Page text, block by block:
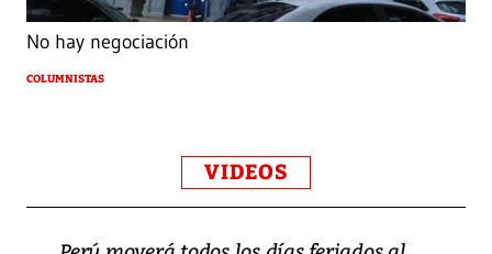
No hay negociación
COLUMNISTAS
VIDEOS